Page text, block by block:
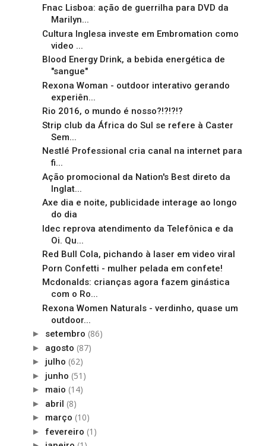
Fnac Lisboa: ação de guerrilha para DVD da
Marilyn...
Cultura Inglesa investe em Embromation como
video ...
Blood Energy Drink, a bebida energética de
"sangue"
Rexona Woman - outdoor interativo gerando
experiên...
Rio 2016, o mundo é nosso?!?!?!?
Strip club da África do Sul se refere à Caster
Sem...
Nestlé Professional cria canal na internet para
fi...
Ação promocional da Nation's Best direto da
Inglat...
Axe dia e noite, publicidade interage ao longo
do dia
Idec reprova atendimento da Telefônica e da
Oi. Qu...
Red Bull Cola, pichando à laser em video viral
Porn Confetti - mulher pelada em confete!
Mcdonalds: crianças agora fazem ginástica
com o Ro...
Rexona Women Naturals - verdinho, quase um
outdoor...
► setembro (86)
► agosto (87)
► julho (62)
► junho (51)
► maio (14)
► abril (8)
► março (10)
► fevereiro (1)